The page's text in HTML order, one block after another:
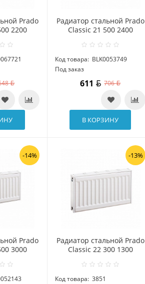
Prado
2200
Радиатор стальной Prado
Classic 21 500 2400
Код товара: BLK0053749
Под заказ
611 706
В КОРЗИНУ
-14%
Prado
3000
-13%
Радиатор стальной Prado
Classic 22 300 1300
Код товара: 3851